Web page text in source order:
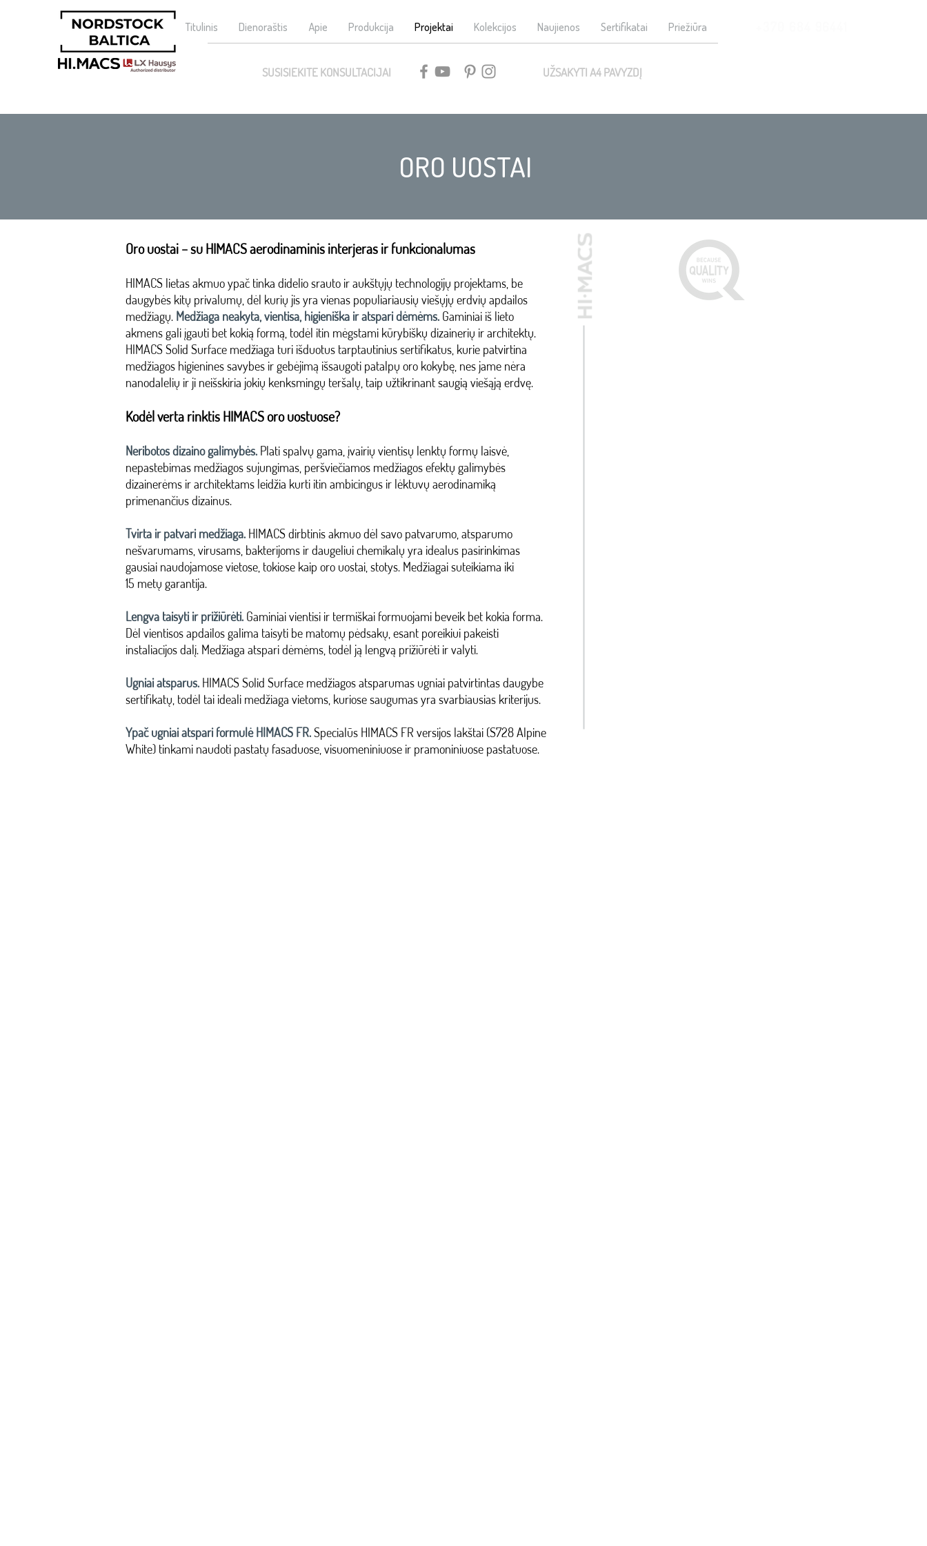
Titulinis Dienoraštis Apie Produkcija Projektai Kolekcijos Naujienos Sertifikatai Priežiūra
SUSISIEKITE KONSULTACIJAI UŽSAKYTI A4 PAVYZDĮ
ORO UOSTAI
Oro uostai – su HIMACS aerodinaminis interjeras ir funkcionalumas
HIMACS lietas akmuo ypač tinka didelio srauto ir aukštųjų technologijų projektams, be
daugybės kitų privalumų, dėl kurių jis yra vienas populiariausių viešųjų erdvių apdailos
medžiagų. Medžiaga neakyta, vientisa, higieniška ir atspari dėmėms. Gaminiai iš lieto
akmens gali įgauti bet kokią formą, todėl itin mėgstami kūrybiškų dizainerių ir architektų.
HIMACS Solid Surface medžiaga turi išduotus tarptautinius sertifikatus, kurie patvirtina
medžiagos higienines savybes ir gebėjimą išsaugoti patalpų oro kokybę, nes jame nėra
nanodalelių ir ji neišskiria jokių kenksmingų teršalų, taip užtikrinant saugią viešąją erdvę.
Kodėl verta rinktis HIMACS oro uostuose?
Neribotos dizaino galimybės. Plati spalvų gama, įvairių vientisų lenktų formų laisvė,
nepastebimas medžiagos sujungimas, peršviečiamos medžiagos efektų galimybės
dizainerėms ir architektams leidžia kurti itin ambicingus ir lėktuvų aerodinamiką
primenančius dizainus.
Tvirta ir patvari medžiaga. HIMACS dirbtinis akmuo dėl savo patvarumo, atsparumo
nešvarumams, virusams, bakterijoms ir daugeliui chemikalų yra idealus pasirinkimas
gausiai naudojamose vietose, tokiose kaip oro uostai, stotys. Medžiagai suteikiama iki
15 metų garantija.
Lengva taisyti ir prižiūrėti. Gaminiai vientisi ir termiškai formuojami beveik bet kokia forma.
Dėl vientisos apdailos galima taisyti be matomų pėdsakų, esant poreikiui pakeisti
instaliacijos dalį. Medžiaga atspari dėmėms, todėl ją lengvą prižiūrėti ir valyti.
Ugniai atsparus. HIMACS Solid Surface medžiagos atsparumas ugniai patvirtintas daugybe
sertifikatų, todėl tai ideali medžiaga vietoms, kuriose saugumas yra svarbiausias kriterijus.
Ypač ugniai atspari formulė HIMACS FR.Specialūs HIMACS FR versijos lakštai (S728 Alpine
White) tinkami naudoti pastatų fasaduose, visuomeniniuose ir pramoniniuose pastatuose.